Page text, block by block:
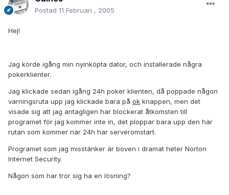
Postad 11 Februari , 2005
Hej!
Jag körde igång min nyinköpta dator, och installerade några
pokerklienter.
Jag klickade sedan igång 24h poker klienten, då poppade någon
varningsruta upp jag klickade bara på ok knappen, men det
visade sig att jag antagligen har blockerat åtkomsten till
programet för jag kommer inte in, det ploppar bara upp den här
rutan som kommer när 24h har serveromstart.
Programet som jag misstänker är boven i dramat heter Norton
Internet Security.
Någon som har tror sig ha en lösning?